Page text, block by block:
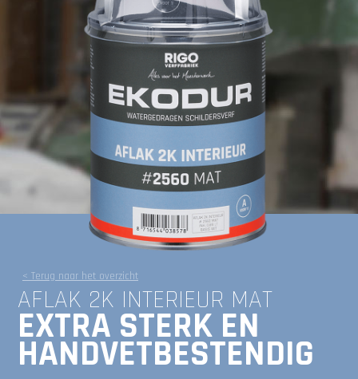
< Terug naar het overzicht
AFLAK 2K INTERIEUR MAT
EXTRA STERK EN
HANDVETBESTENDIG